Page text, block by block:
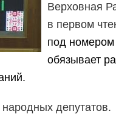
Верховная
в первом
под номером
обязывает
.
депутатов.